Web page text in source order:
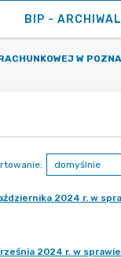
BIP -
W
2024 r. w
2024 r. w